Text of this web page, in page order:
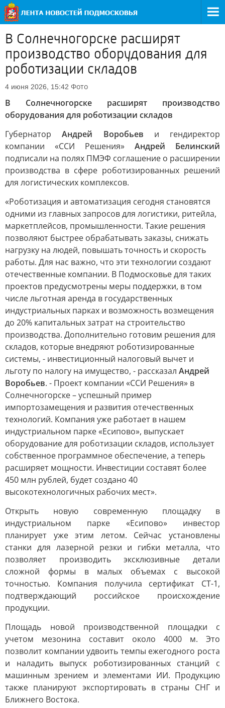
В Солнечногорске расширят
производство оборудования для
роботизации складов
4 июня 2026, 15:42 Фото
В Солнечногорске расширят производство
оборудования для роботизации складов
Губернатор Андрей Воробьев и гендиректор
компании «ССИ Решения» Андрей Белинский
подписали на полях ПМЭФ соглашение о расширении
производства в сфере роботизированных решений
для логистических комплексов.
«Роботизация и автоматизация сегодня становятся
одними из главных запросов для логистики, ритейла,
маркетплейсов, промышленности. Такие решения
позволяют быстрее обрабатывать заказы, снижать
нагрузку на людей, повышать точность и скорость
работы. Для нас важно, что эти технологии создают
отечественные компании. В Подмосковье для таких
проектов предусмотрены меры поддержки, в том
числе льготная аренда в государственных
индустриальных парках и возможность возмещения
до 20% капитальных затрат на строительство
производства. Дополнительно готовим решения для
складов, которые внедряют роботизированные
системы, - инвестиционный налоговый вычет и
льготу по налогу на имущество, - рассказал Андрей
Воробьев. - Проект компании «ССИ Решения» в
Солнечногорске – успешный пример
импортозамещения и развития отечественных
технологий. Компания уже работает в нашем
индустриальном парке «Есипово», выпускает
оборудование для роботизации складов, использует
собственное программное обеспечение, а теперь
расширяет мощности. Инвестиции составят более
450 млн рублей, будет создано 40
высокотехнологичных рабочих мест».
Открыть новую современную площадку в
индустриальном парке «Есипово» инвестор
планирует уже этим летом. Сейчас установлены
станки для лазерной резки и гибки металла, что
позволяет производить эксклюзивные детали
сложной формы в малых объемах с высокой
точностью. Компания получила сертификат СТ-1,
подтверждающий российское происхождение
продукции.
Площадь новой производственной площадки с
учетом мезонина составит около 4000 м. Это
позволит компании удвоить темпы ежегодного роста
и наладить выпуск роботизированных станций с
машинным зрением и элементами ИИ. Продукцию
также планируют экспортировать в страны СНГ и
Ближнего Востока.